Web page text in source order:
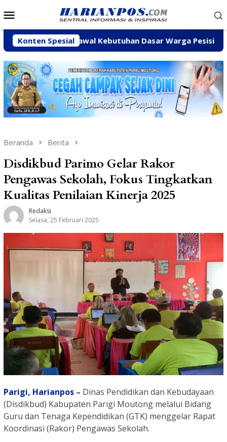
ke
Mobile
Konten Spesial
Kawal Kebutuhan Dasar Warga Pesisir di Tengah
Beranda Berita
Disdikbud Parimo Gelar Rakor
Pengawas Sekolah, Fokus Tingkatkan
Kualitas Penilaian Kinerja 2025
Redaksi
Selasa, 25 Februari 2025
Parigi, Harianpos – Dinas Pendidikan dan Kebudayaan
(Disdikbud) Kabupaten Parigi Moutong melalui Bidang
Guru dan Tenaga Kependidikan (GTK) menggelar Rapat
Koordinasi (Rakor) Pengawas Sekolah.